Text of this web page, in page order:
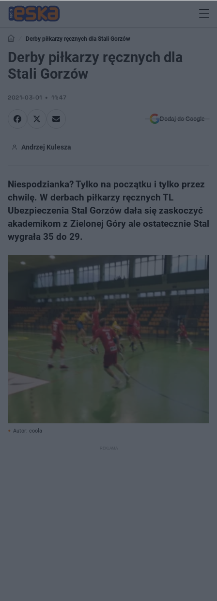
Derby piłkarzy ręcznych dla Stali Gorzów
Derby piłkarzy ręcznych dla
Stali Gorzów
2021-03-01 11:47
Dodaj do Google
Andrzej Kulesza
Niespodzianka? Tylko na początku i tylko przez
chwilę. W derbach piłkarzy ręcznych TL
Ubezpieczenia Stal Gorzów dała się zaskoczyć
akademikom z Zielonej Góry ale ostatecznie Stal
wygrała 35 do 29.
Autor: coola